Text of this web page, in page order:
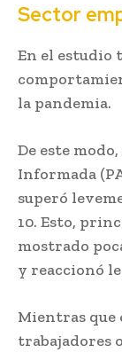
Sector
En el estudio
la pandemia.
De este
Informada
superó
10. Esto,
mostrado
y reaccionó
Mientras que
trabajadores